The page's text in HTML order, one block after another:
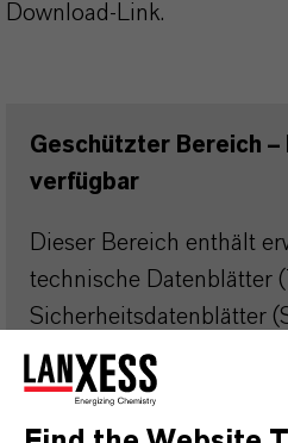
Download-Link.
Geschützter Bereich
verfügbar
Dieser Bereich enthält
technische Datenblätter
Sicherheitsdatenblätter
Downloads oder
Informationen.